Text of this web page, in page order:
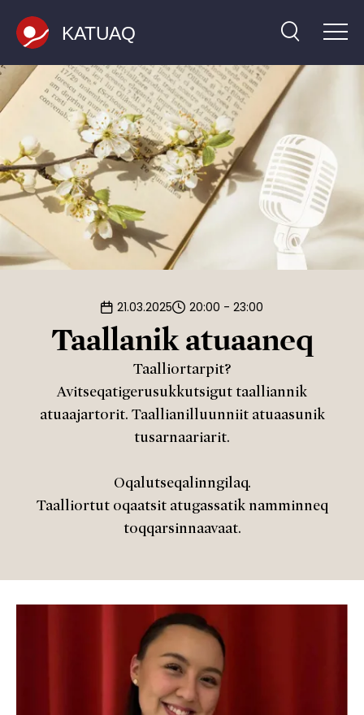
Qulaanut
21.03.2025 20:00 - 23:00
Taallanik atuaaneq
Taalliortarpit?
Avitseqatigerusukkutsigut taalliannik
atuaajartorit. Taallianilluunniit atuaasunik
tusarnaariarit.
Oqalutseqalinngilaq.
Taalliortut oqaatsit atugassatik namminneq
toqqarsinnaavaat.